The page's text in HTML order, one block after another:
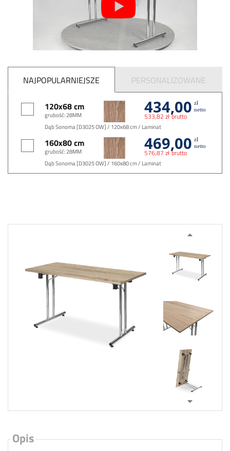
NAJPOPULARNIEJSZE PERSONALIZOWANE
120x68 cm
grubość: 28MM 434,00 zł
netto
533,82 zł brutto
Dąb Sonoma [D3025 OW] / 120x68 cm / Laminat
160x80 cm
grubość: 28MM 469,00 zł
netto
576,87 zł brutto
Dąb Sonoma [D3025 OW] / 160x80 cm / Laminat
Opis